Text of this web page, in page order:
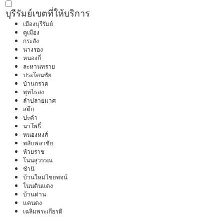
บุรีรัมย์เขตที่ให้บริการ
เมืองบุรีรัมย์
คูเมือง
กระสัง
นางรอง
หนองกี่
ละหานทราย
ประโคนชัย
บ้านกรวด
พุทไธสง
ลำปลายมาศ
สตึก
ปะคำ
นาโพธิ์
หนองหงส์
พลับพลาชัย
ห้วยราช
โนนสุวรรณ
ชำนิ
บ้านใหม่ไชยพจน์
โนนดินแดง
บ้านด่าน
แคนดง
เฉลิมพระเกียรติ